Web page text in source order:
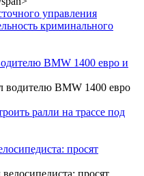
управления
криминального
BMW 1400 евро и
ралли на трассе под
просят